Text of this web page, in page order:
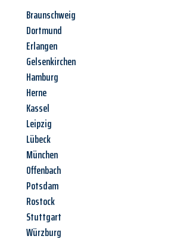
Braunschweig
Dortmund
Erlangen
Gelsenkirchen
Hamburg
Herne
Kassel
Leipzig
Lübeck
München
Offenbach
Potsdam
Rostock
Stuttgart
Würzburg